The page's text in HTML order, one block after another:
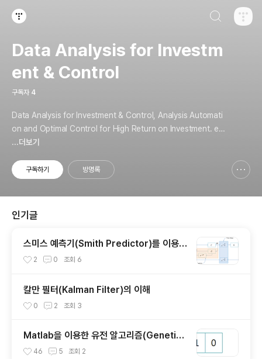
Data Analysis for Investm
ent & Control
구독자 4
Data Analysis for Investment & Control, Analysis Automati
on and Optimal Control for High Return on Investment. em
ail: somniumn (at) gmail
...더보기
구독하기 방명록
인기글
스미스 예측기(Smith Predictor)를 이용한
시간 지연 제어
2 0 조회 6
칼만 필터(Kalman Filter)의 이해
0 2 조회 3
Matlab을 이용한 유전 알고리즘(Genetic
Algorithm) 예제
46 5 조회 2